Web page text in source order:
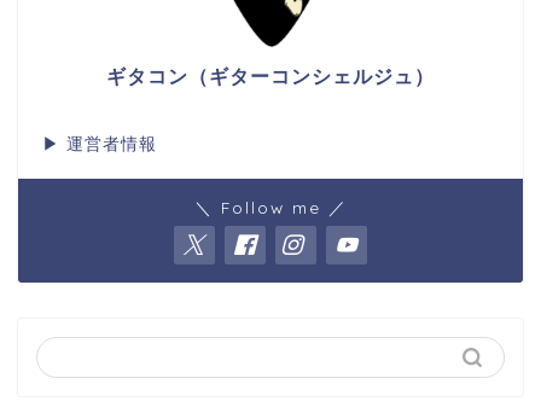
ギタコン（ギターコンシェルジュ）
▶ 運営者情報
＼ Follow me ／